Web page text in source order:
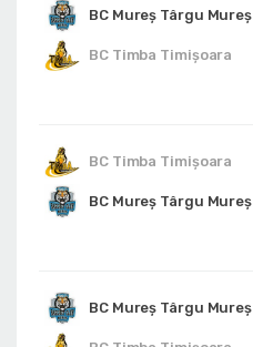
BC Mureș Târgu Mureș
BC Timba Timişoara
BC Timba Timişoara
BC Mureș Târgu Mureș
BC Mureș Târgu Mureș